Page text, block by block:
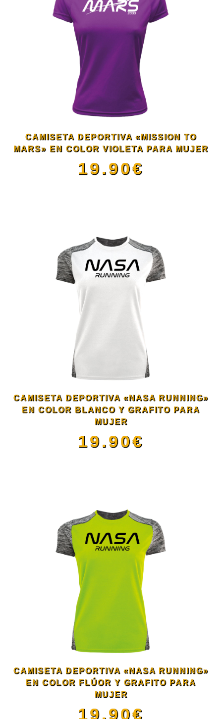
de
producto
múltiples
variantes.
opciones
se
pueden
elegir
la
página
producto
CAMISETA DEPORTIVA «MISSION TO
MARS» EN COLOR VIOLETA PARA MUJER
19.90€
tiene
múltiples
variantes.
opciones
se
pueden
elegir
página
de
producto
CAMISETA DEPORTIVA «NASA RUNNING»
EN COLOR BLANCO Y GRAFITO PARA
MUJER
19.90€
tiene
múltiples
variantes.
opciones
se
pueden
CAMISETA DEPORTIVA «NASA RUNNING»
EN COLOR FLÚOR Y GRAFITO PARA
MUJER
19.90€